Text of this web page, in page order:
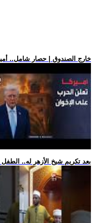
.. خارج الصندوق | حصار شامل..
.. بعد تكريم شيخ الأزهر له..